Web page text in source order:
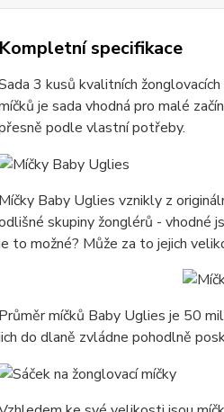
Kompletní specifikace
3 kusů kvalitních
je sada vhodná pro malé
podle vlastní potřeby.
Míčky Baby Uglies vznikly z
skupiny žonglérů - vhodné
to možné? Může za to jejich
Průměr míčků Baby Uglies je 50
do dlaně zvládne pohodlně